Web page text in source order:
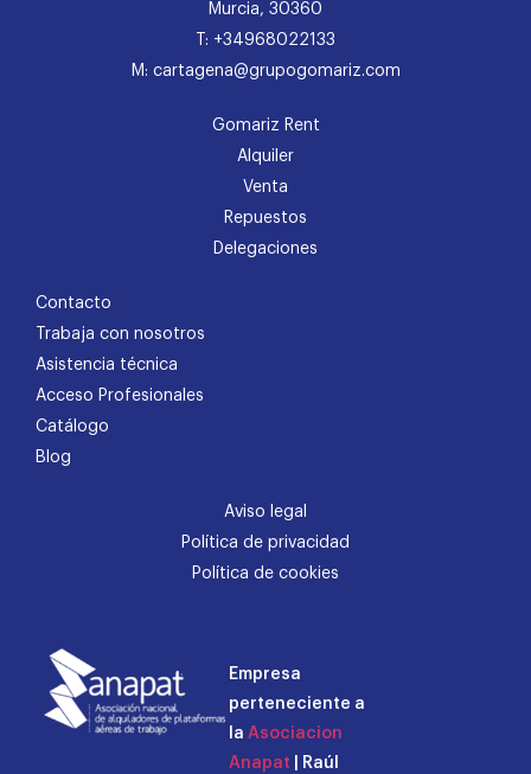
Murcia, 30360
T: +34968022133
M: cartagena@grupogomariz.com
Gomariz Rent
Alquiler
Venta
Repuestos
Delegaciones
Contacto
Trabaja con nosotros
Asistencia técnica
Acceso Profesionales
Catálogo
Blog
Aviso legal
Política de privacidad
Política de cookies
Empresa
perteneciente a
la Asociacion
Anapat | Raúl